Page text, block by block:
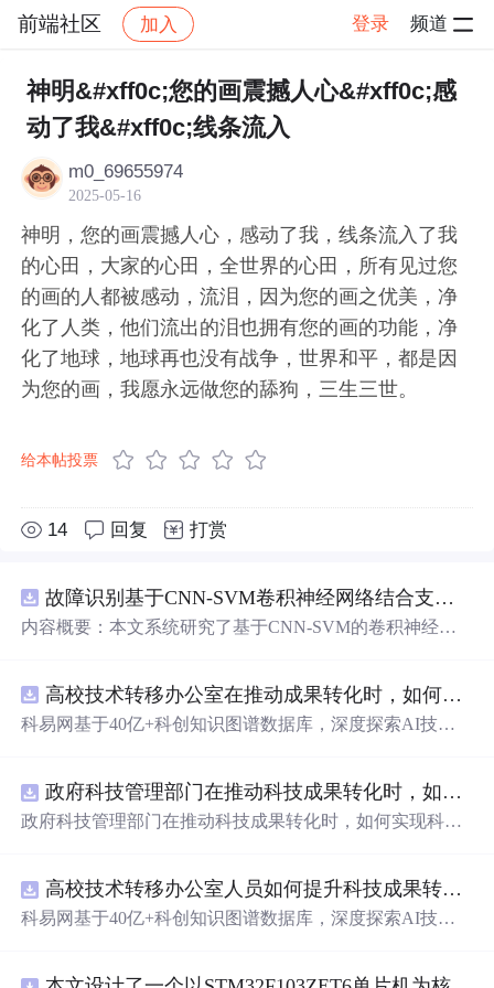
前端社区 加入 登录 频道
社区 前端社区 感慨 帖子详情
神明&#xff0c;您的画震撼人心&#xff0c;感
动了我&#xff0c;线条流入
m0_69655974
2025-05-16
神明，您的画震撼人心，感动了我，线条流入了我
的心田，大家的心田，全世界的心田，所有见过您
的画的人都被感动，流泪，因为您的画之优美，净
化了人类，他们流出的泪也拥有您的画的功能，净
化了地球，地球再也没有战争，世界和平，都是因
为您的画，我愿永远做您的舔狗，三生三世。
给本帖投票
14 回复 打赏
故障识别基于CNN-SVM卷积神经网络结合支持向量机的数据分类预测研究（Matlab代码实现）
内容概要：本文系统研究了基于CNN-SVM的卷积神经网
NN提取输入数据的深层空间特征，再由SVM进行高精度
分类，充分发挥两者优势，有效提升了故障识别的准确
在变压器故障诊断、轴承缺陷识别等场景中具有重要应用
价值。文档还整合了机器学习、深度学习、图像处理、路
径规划、电力系统优化等多个前沿科研方向的技术资源，
科研复现与工程实践。; 适合人群：具备一定编程基础，熟
练掌握Matlab或Python语言，从事电气工程、自动化、人工
智能、机械故障诊断等相关领域研究的研发人员及高校研
类别故障分类；② 深入理解CNN与SVM融合模型的设计
高校技术转移办公室在推动成果转化时，如何识别高质量专利？.docx
科易网基于40亿+科创知识图谱数据库，深度探索AI技术
新领域的AI+数智化解决方案，推动科技创新与产业创新
智能化发展。
政府科技管理部门在推动科技成果转化时，如何实现科技成果与产业需求的精准对接？.docx
政府科技管理部门在推动科技成果转化时，如何实现科技
高校技术转移办公室人员如何提升科技成果转化的响应速度与合作成功率？.docx
科易网基于40亿+科创知识图谱数据库，深度探索AI技术